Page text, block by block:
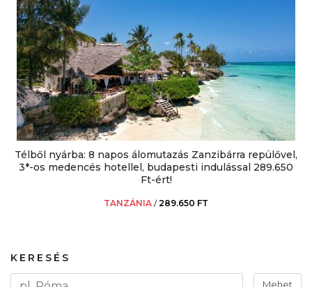
Télből nyárba: 8 napos álomutazás Zanzibárra repülővel,
3*-os medencés hotellel, budapesti indulással 289.650
Ft-ért!
TANZÁNIA /289.650 FT
KERESÉS
Mehet